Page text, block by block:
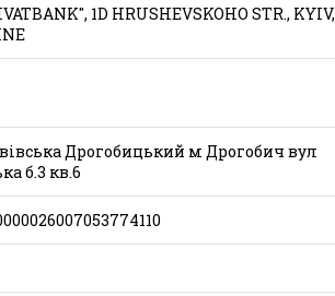
1D HRUSHEVSKOHO STR., KYIV,
Дрогобицький м Дрогобич вул
б.3 кв.6